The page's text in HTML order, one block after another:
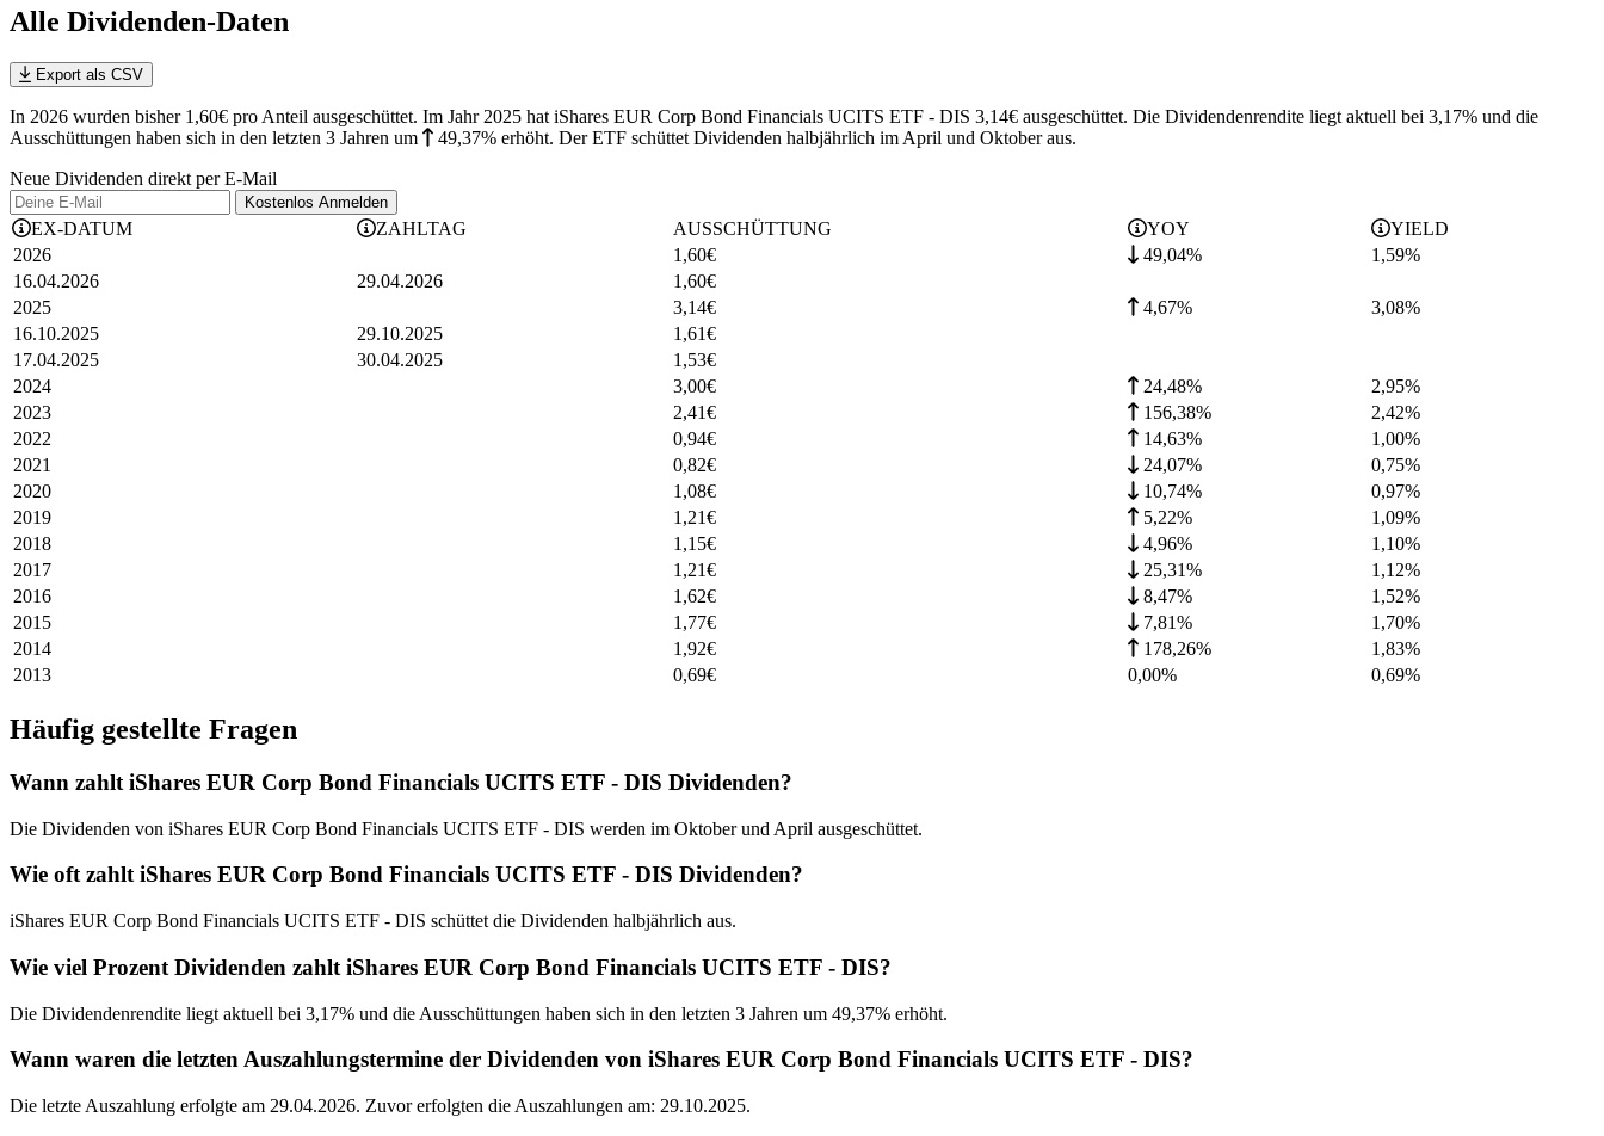
Alle Dividenden-Daten
Export als CSV
In 2026 wurden bisher 1,60€ pro Anteil ausgeschüttet. Im Jahr 2025 hat iShares EUR Corp Bond Financials UCITS ETF - DIS 3,14€ ausgeschüttet. Die Dividendenrendite liegt aktuell bei 3,17% und die
Ausschüttungen haben sich in den letzten 3 Jahren um 49,37% erhöht. Der ETF schüttet Dividenden halbjährlich im April und Oktober aus.
Neue Dividenden direkt per E-Mail
Kostenlos Anmelden
EX-DATUM ZAHLTAG AUSSCHÜTTUNG YOY
YIELD
2026
1,60€ 49,04% 1,59%
16.04.2026
29.04.2026 1,60€
2025
3,14€ 4,67% 3,08%
16.10.2025
29.10.2025 1,61€
17.04.2025
30.04.2025 1,53€
2024
3,00€ 24,48% 2,95%
2023
2,41€ 156,38% 2,42%
2022
0,94€ 14,63% 1,00%
2021
0,82€ 24,07% 0,75%
2020
1,08€ 10,74% 0,97%
2019
1,21€ 5,22% 1,09%
2018
1,15€ 4,96% 1,10%
2017
1,21€ 25,31% 1,12%
2016
1,62€ 8,47% 1,52%
2015
1,77€ 7,81% 1,70%
2014
1,92€ 178,26% 1,83%
2013
0,69€ 0,00% 0,69%
Häufig gestellte Fragen
Wann zahlt iShares EUR Corp Bond Financials UCITS ETF - DIS Dividenden?
Die Dividenden von iShares EUR Corp Bond Financials UCITS ETF - DIS werden im Oktober und April ausgeschüttet.
Wie oft zahlt iShares EUR Corp Bond Financials UCITS ETF - DIS Dividenden?
iShares EUR Corp Bond Financials UCITS ETF - DIS schüttet die Dividenden halbjährlich aus.
Wie viel Prozent Dividenden zahlt iShares EUR Corp Bond Financials UCITS ETF - DIS?
Die Dividendenrendite liegt aktuell bei 3,17% und die Ausschüttungen haben sich in den letzten 3 Jahren um 49,37% erhöht.
Wann waren die letzten Auszahlungstermine der Dividenden von iShares EUR Corp Bond Financials UCITS ETF - DIS?
Die letzte Auszahlung erfolgte am 29.04.2026. Zuvor erfolgten die Auszahlungen am: 29.10.2025.